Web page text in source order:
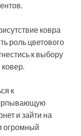
ковра
роль цветового
к выбору
ковер.
к
и зайти на
огромный